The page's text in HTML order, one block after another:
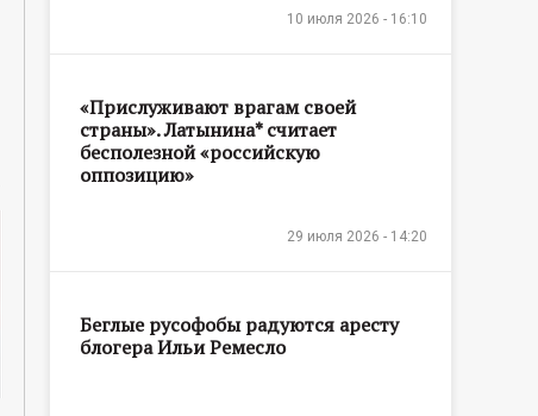
10 июля 2026 - 16:10
«Прислуживают врагам своей
страны». Латынина* считает
бесполезной «российскую
оппозицию»
29 июля 2026 - 14:20
Беглые русофобы радуются аресту
блогера Ильи Ремесло